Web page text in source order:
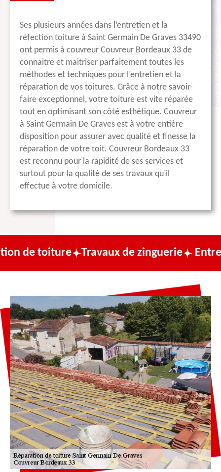
Ses plusieurs années dans l’entretien et la
réfection toiture à Saint Germain De Graves 33490
ont permis à couvreur Couvreur Bordeaux 33 de
connaitre et maitriser parfaitement toutes les
méthodes et techniques pour l’entretien et la
réparation de vos toitures. Grâce à notre savoir-
faire exceptionnel, votre toiture est vite réparée
tout en optimisant son côté esthétique. Couvreur
à Saint Germain De Graves est à votre entière
disposition pour assurer avec qualité et finesse la
réparation de votre toit. Couvreur Bordeaux 33
est reconnu pour la rapidité de ses services et
surtout pour la qualité de ses travaux qu’il
effectue à votre domicile.
Travaux de zinguerie Entreprise de